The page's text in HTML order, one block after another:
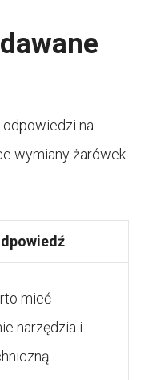
na
wymiany żarówek
mieć
narzędzia i